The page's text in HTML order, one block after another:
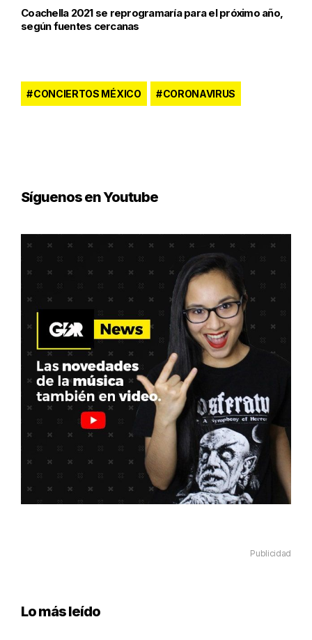
Coachella 2021 se reprogramaría para el próximo año,
según fuentes cercanas
CONCIERTOS MÉXICO CORONAVIRUS
Síguenos en Youtube
Publicidad
Lo más leído